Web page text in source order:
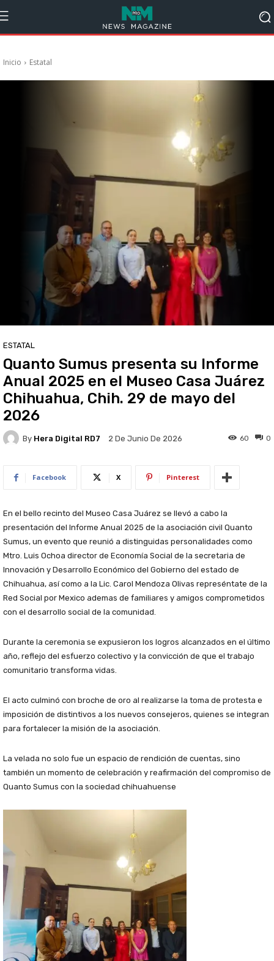
Inicio Estatal
ESTATAL
Quanto Sumus presenta su Informe
Anual 2025 en el Museo Casa Juárez
Chihuahua, Chih. 29 de mayo del
2026
By Hera Digital RD7 2 De Junio De 2026 0
60
Facebook X Pinterest
En el bello recinto del Museo Casa Juárez se llevó a cabo la
presentación del Informe Anual 2025 de la asociación civil Quanto
Sumus, un evento que reunió a distinguidas personalidades como
Mtro. Luis Ochoa director de Economía Social de la secretaria de
Innovación y Desarrollo Económico del Gobierno del estado de
Chihuahua, así como a la Lic. Carol Mendoza Olivas represéntate de la
Red Social por Mexico ademas de familiares y amigos comprometidos
con el desarrollo social de la comunidad.
Durante la ceremonia se expusieron los logros alcanzados en el último
año, reflejo del esfuerzo colectivo y la convicción de que el trabajo
comunitario transforma vidas.
El acto culminó con broche de oro al realizarse la toma de protesta e
imposición de distintivos a los nuevos consejeros, quienes se integran
para fortalecer la misión de la asociación.
La velada no solo fue un espacio de rendición de cuentas, sino
también un momento de celebración y reafirmación del compromiso de
Quanto Sumus con la sociedad chihuahuense